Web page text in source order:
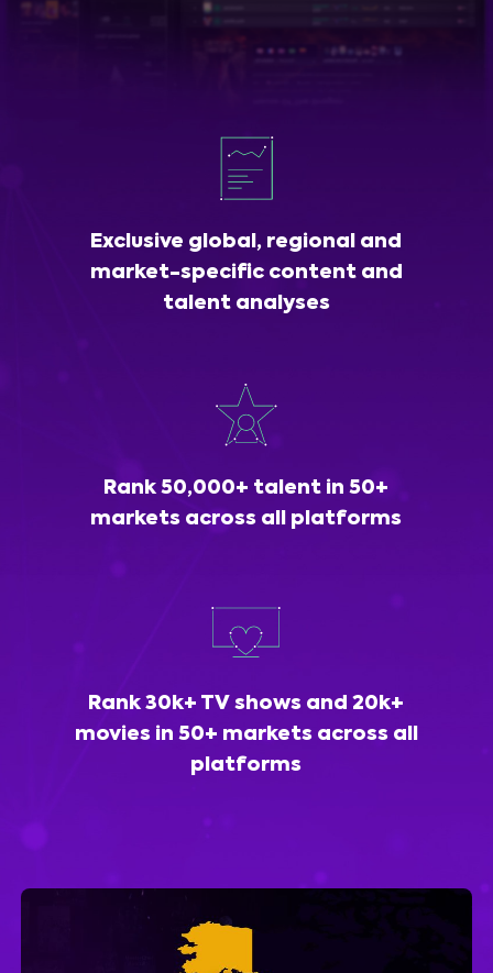
Exclusive global, regional and
market-specific content and
talent analyses
Rank 50,000+ talent in 50+
markets across all platforms
Rank 30k+ TV shows and 20k+
movies in 50+ markets across all
platforms